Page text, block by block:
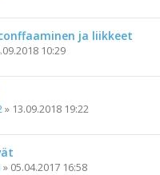
ja liikkeet
10:29
» 13.09.2018 19:22
» 05.04.2017 16:58